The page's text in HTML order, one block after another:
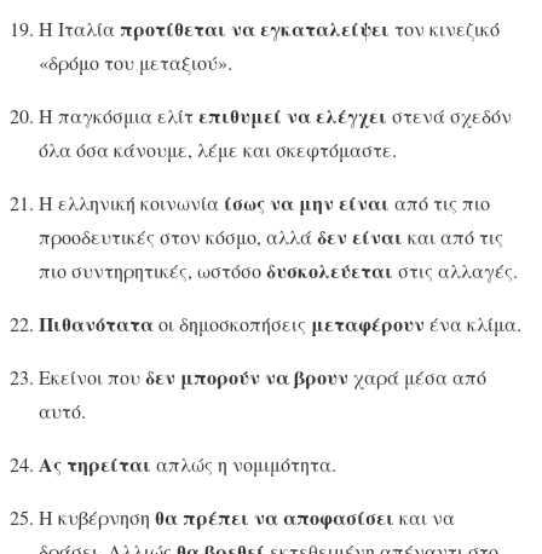
Η Ιταλία προτίθεται να εγκαταλείψει τον κινεζικό
«δρόμο του μεταξιού».
Η παγκόσμια ελίτεπιθυμεί να ελέγχει στενά σχεδόν
όλα όσα κάνουμε, λέμε και σκεφτόμαστε.
Η ελληνική κοινωνία ίσως να μην είναι από τις πιο
προοδευτικές στον κόσμο, αλλάδεν είναι και από τις
πιο συντηρητικές, ωστόσοδυσκολεύεται στις αλλαγές.
Πιθανόταταοι δημοσκοπήσεις μεταφέρουν ένα κλίμα.
Εκείνοι πουδεν μπορούν να βρουν χαρά μέσα από
αυτό.
Ας τηρείται απλώς η νομιμότητα.
Η κυβέρνηση θα πρέπει να αποφασίσει και να